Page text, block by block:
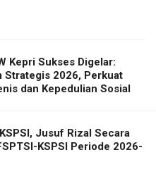
Kepri Sukses Digelar:
Strategis 2026, Perkuat
dan Kepedulian Sosial
Jusuf Rizal Secara
KSPSI Periode 2026-